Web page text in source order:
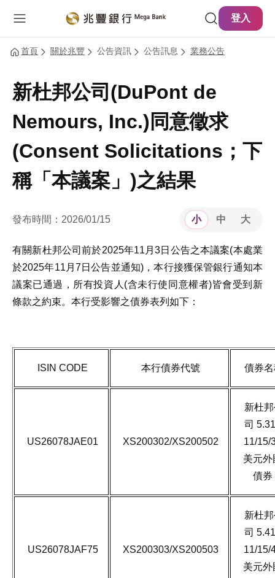
登入
首頁 關於兆豐 公告資訊 公告訊息 業務公告
新杜邦公司(DuPont de
Nemours, Inc.)同意徵求
(Consent Solicitations；下
稱「本議案」)之結果
發布時間：2026/01/15 小 中 大
有關新杜邦公司前於2025年11月3日公告之本議案(本處業
於2025年11月7日公告並通知)，本行接獲保管銀行通知本
議案已通過，所有投資人(含未行使同意權者)皆會受到新
條款之約束。本行受影響之債券表列如下：
ISIN CODE 本行債券代號 債券
US26078JAE01 XS200302/XS200502
新杜
司
11/15/
美元外
債券
US26078JAF75 XS200303/XS200503
新杜
司
11/15/
美元外